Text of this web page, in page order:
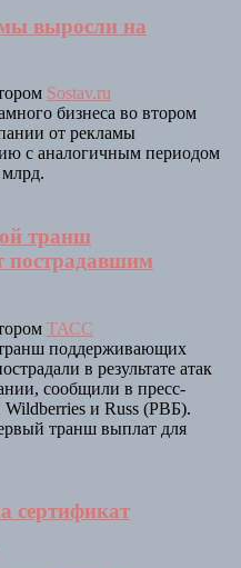
выросли на
Sostav.ru
бизнеса во втором
от рекламы
с аналогичным периодом
транш
ТАСС
поддерживающих
в результате атак
сообщили в пресс-
и Russ (РВБ).
транш выплат для
сертификат